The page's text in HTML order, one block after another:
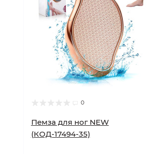
0
Пемза для ног NEW
(КОД-17494-35)